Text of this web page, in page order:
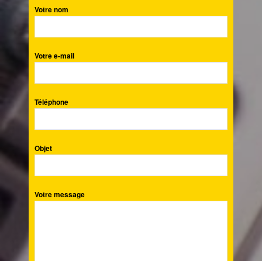
Votre nom
Votre e-mail
Téléphone
Objet
Votre message